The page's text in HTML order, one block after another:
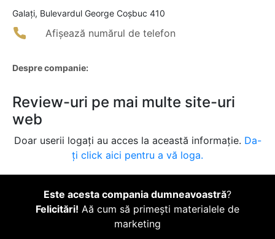
Galaţi, Bulevardul George Coșbuc 410
Afișează numărul de telefon
Despre companie:
Review-uri pe mai multe site-uri
web
Doar userii logați au acces la această informație. Da-
ți click aici pentru a vă loga.
Este acesta compania dumneavoastră?
Felicitări! Aă cum să primești materialele de
marketing